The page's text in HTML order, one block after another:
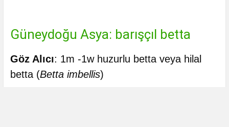
Güneydoğu Asya: barışçıl betta
Göz Alıcı: 1m -1w huzurlu betta veya hilal
betta (Betta imbellis)